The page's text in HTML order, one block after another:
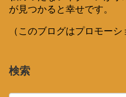
が見つかると幸せです。
（このブログはプロモー
検索